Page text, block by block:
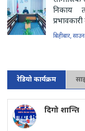
निकाय
बिहीबार,
रेडियो कार्यक्रम
दिगो शान्ति